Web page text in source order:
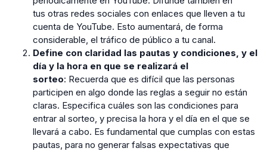
tus otras redes sociales con enlaces que lleven a tu
cuenta de YouTube. Esto aumentará, de forma
considerable, el tráfico de público a tu canal.
Define con claridad las pautas y condiciones, y el
día y la hora en que se realizará el
sorteo: Recuerda que es difícil que las personas
participen en algo donde las reglas a seguir no están
claras. Especifica cuáles son las condiciones para
entrar al sorteo, y precisa la hora y el día en el que se
llevará a cabo. Es fundamental que cumplas con estas
pautas, para no generar falsas expectativas que